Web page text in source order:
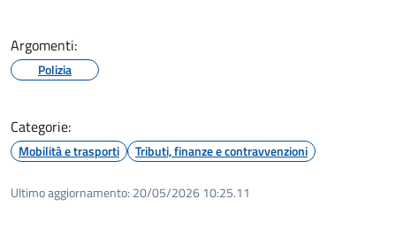
Argomenti:
Polizia
Categorie:
Mobilità e trasporti Tributi, finanze e contravvenzioni
Ultimo aggiornamento: 20/05/2026 10:25.11